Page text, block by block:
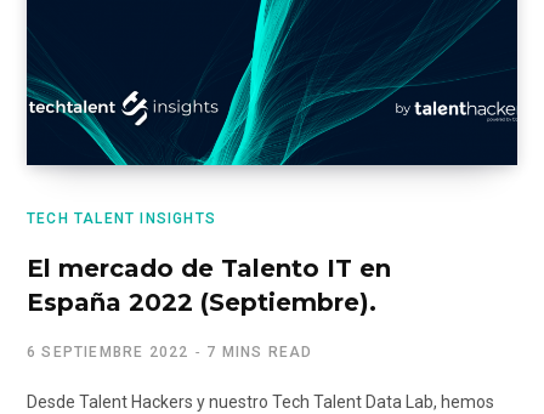
TECH TALENT INSIGHTS
El mercado de Talento IT en
España 2022 (Septiembre).
6 SEPTIEMBRE 2022 7 MINS READ
Desde Talent Hackers y nuestro Tech Talent Data Lab, hemos